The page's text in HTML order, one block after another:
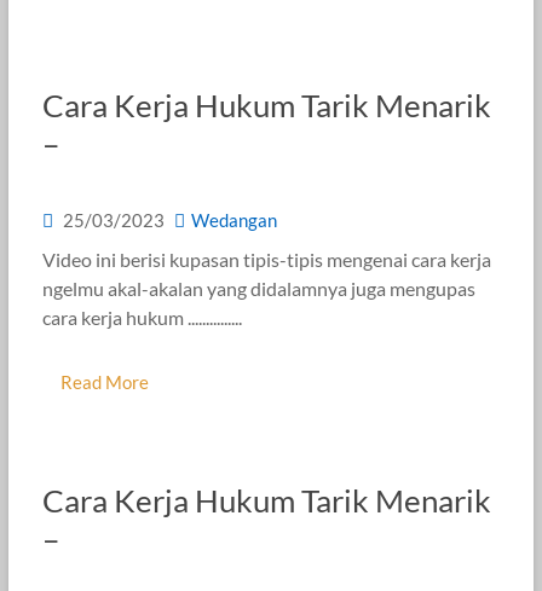
Cara Kerja Hukum Tarik Menarik
–
25/03/2023 Wedangan
Video ini berisi kupasan tipis-tipis mengenai cara kerja
ngelmu akal-akalan yang didalamnya juga mengupas
cara kerja hukum ...............
Read More
Cara Kerja Hukum Tarik Menarik
–